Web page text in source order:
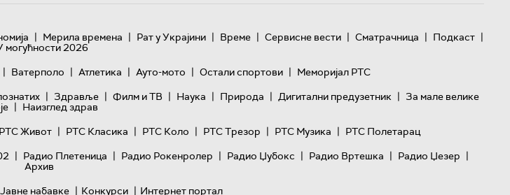
| Мерила времена | Рат у Украјини | Време | Сервисне вести | Сматрачница | Подкаст |
могућности 2026
| Ватерполо | Атлетика | Ауто-мото | Остали спортови | Меморијал РТС
| Здравље | Филм и ТВ | Наука | Природа | Дигитални предузетник | За мале велике
| Наизглед здрав
РТС Живот | РТС Класика | РТС Коло | РТС Трезор | РТС Музика | РТС Полетарац
| Радио Плетеница | Радио Рокенролер | Радио Џубокс | Радио Вртешка | Радио Џезер |
Архив
Јавне набавке | Конкурси | Интернет портал